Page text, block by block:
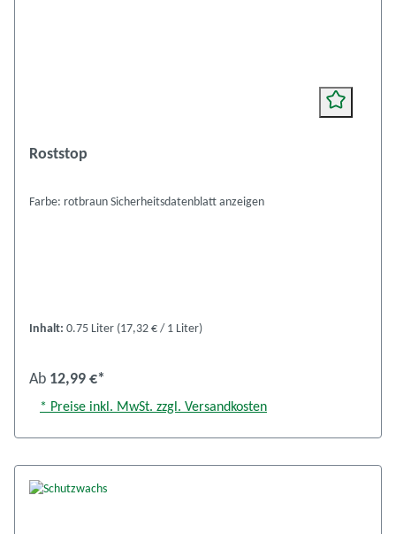
Roststop
Farbe: rotbraun Sicherheitsdatenblatt anzeigen
Inhalt: 0.75 Liter (17,32 € / 1 Liter)
Ab 12,99 €*
* Preise inkl. MwSt. zzgl. Versandkosten